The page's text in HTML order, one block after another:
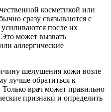
косметикой или
сразу связываются с
после их
может вызвать
аллергические
шелушения кожи возле
лучше обратиться к
врач может правильно
признаки и определить